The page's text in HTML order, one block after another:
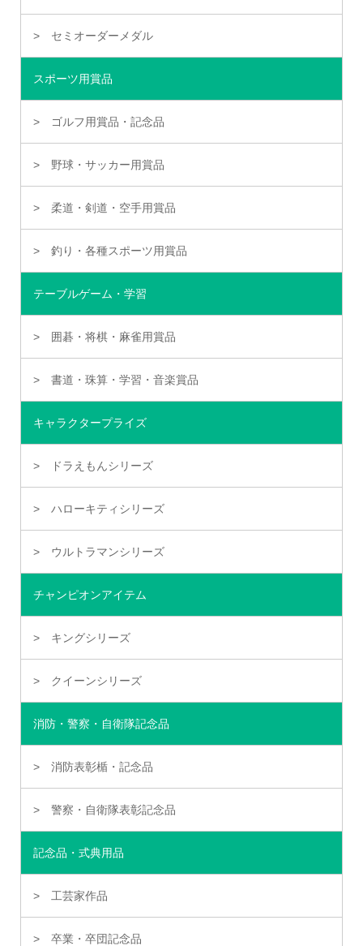
セミオーダーメダル
スポーツ用賞品
ゴルフ用賞品・記念品
野球・サッカー用賞品
柔道・剣道・空手用賞品
釣り・各種スポーツ用賞品
テーブルゲーム・学習
囲碁・将棋・麻雀用賞品
書道・珠算・学習・音楽賞品
キャラクタープライズ
ドラえもんシリーズ
ハローキティシリーズ
ウルトラマンシリーズ
チャンピオンアイテム
キングシリーズ
クイーンシリーズ
消防・警察・自衛隊記念品
消防表彰楯・記念品
警察・自衛隊表彰記念品
記念品・式典用品
工芸家作品
卒業・卒団記念品